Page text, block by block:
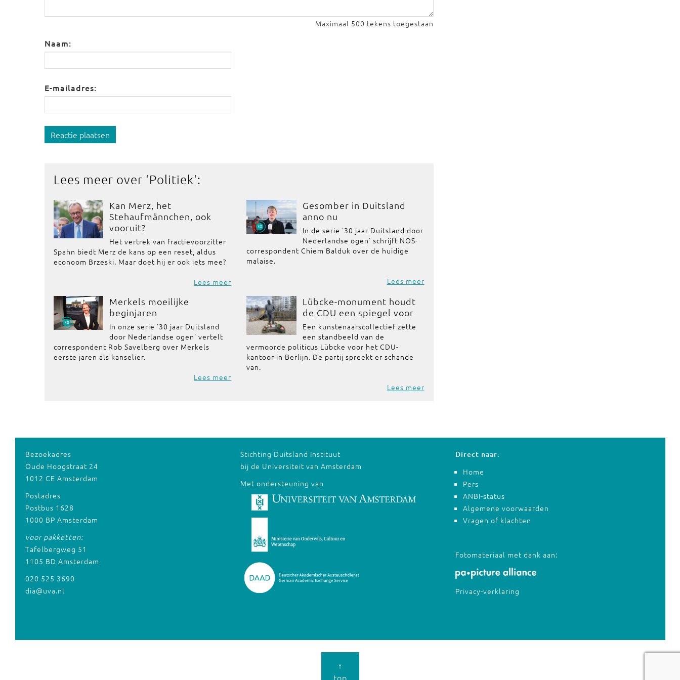
Maximaal 500 tekens toegestaan
Naam:
E-mailadres:
Reactie plaatsen
Lees meer over 'Politiek':
Kan Merz, het
Stehaufmännchen, ook
vooruit?
Het vertrek van fractievoorzitter
Spahn biedt Merz de kans op een reset, aldus
econoom Brzeski. Maar doet hij er ook iets mee?
Lees meer
Gesomber in Duitsland
anno nu
In de serie '30 jaar Duitsland door
Nederlandse ogen' schrijft NOS-
correspondent Chiem Balduk over de huidige
malaise.
Lees meer
Merkels moeilijke
beginjaren
In onze serie '30 jaar Duitsland
door Nederlandse ogen' vertelt
correspondent Rob Savelberg over Merkels
eerste jaren als kanselier.
Lees meer
Lübcke-monument houdt
de CDU een spiegel voor
Een kunstenaarscollectief zette
een standbeeld van de
vermoorde politicus Lübcke voor het CDU-
kantoor in Berlijn. De partij spreekt er schande
van.
Lees meer
Bezoekadres
Oude Hoogstraat 24
1012 CE Amsterdam
Postadres
Postbus 1628
1000 BP Amsterdam
voor pakketten:
Tafelbergweg 51
1105 BD Amsterdam
020 525 3690
dia@uva.nl
Stichting Duitsland Instituut
bij de Universiteit van Amsterdam
Met ondersteuning van
Direct naar:
Home
Pers
ANBI-status
Algemene voorwaarden
Vragen of klachten
Fotomateriaal met dank aan:
Privacy-verklaring
↑
top